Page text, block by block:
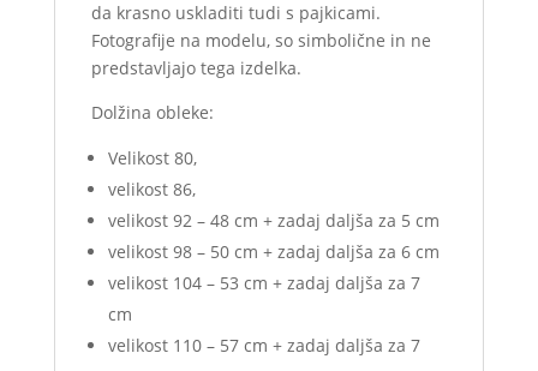
da krasno uskladiti tudi s pajkicami.
Fotografije na modelu, so simbolične in ne
predstavljajo tega izdelka.
Dolžina obleke:
Velikost 80,
velikost 86,
velikost 92 – 48 cm + zadaj daljša za 5 cm
velikost 98 – 50 cm + zadaj daljša za 6 cm
velikost 104 – 53 cm + zadaj daljša za 7
cm
velikost 110 – 57 cm + zadaj daljša za 7